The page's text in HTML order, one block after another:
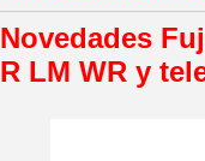
Novedades
R LM WR y